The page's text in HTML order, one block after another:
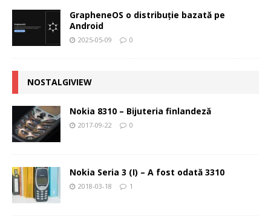
GrapheneOS o distribuție bazată pe
Android
2025-05-09 0
NOSTALGIVIEW
Nokia 8310 – Bijuteria finlandeză
2017-09-22 0
Nokia Seria 3 (I) – A fost odată 3310
2018-03-18 1